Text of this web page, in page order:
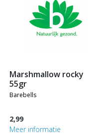
marshmallow rocky
55gr
barebells
2,99
Meer informatie